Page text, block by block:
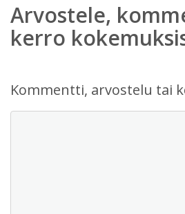
Arvostele,
kerro
Kommentti, arvostelu tai